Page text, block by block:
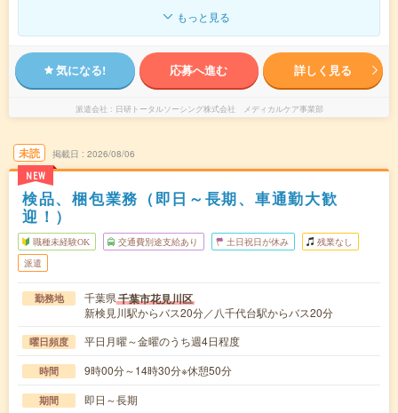
もっと見る
気になる! 応募へ進む 詳しく見る
派遣会社 日研トータルソーシング株式会社 メディカルケア事業部
未読
NEW
掲載日 2026/08/06
検品、梱包業務（即日～長期、車通勤大歓
迎！）
職種未経験OK 交通費別途支給あり 土日祝日が休み 残業なし
派遣
勤務地 千葉県千葉市花見川区
新検見川駅からバス20分／八千代台駅からバス20分
曜日頻度 平日月曜～金曜のうち週4日程度
時間 9時00分～14時30分※休憩50分
期間 即日～長期